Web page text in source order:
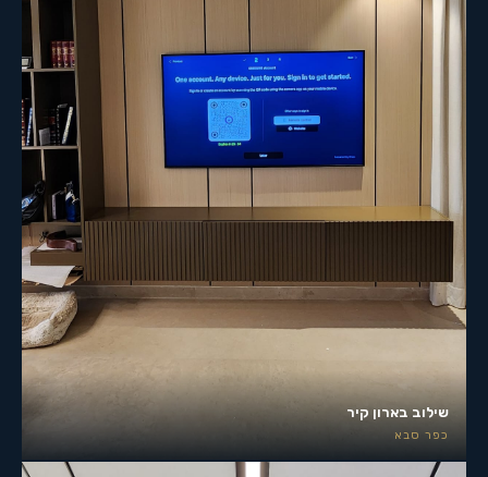
שילוב בארון קיר
כפר סבא